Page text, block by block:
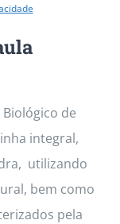
com a
Biológico de
integral,
utilizando
bem como
pela